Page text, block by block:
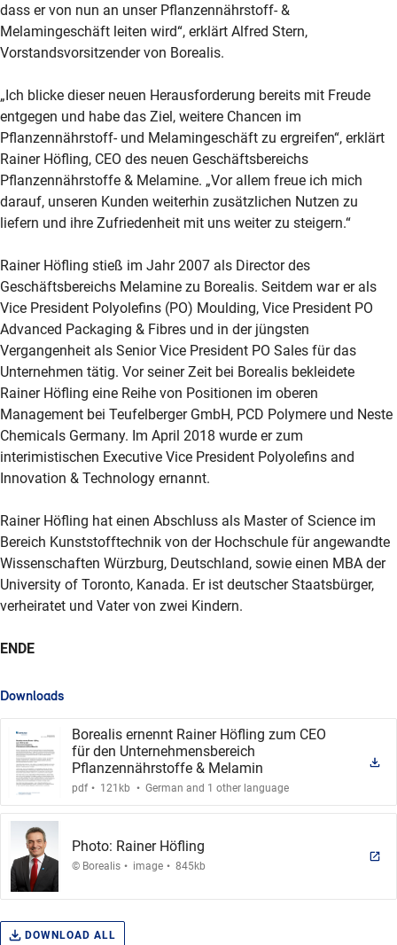
dass er von nun an unser Pflanzennährstoff- &
Melamingeschäft leiten wird“, erklärt Alfred Stern,
Vorstandsvorsitzender von Borealis.
„Ich blicke dieser neuen Herausforderung bereits mit Freude
entgegen und habe das Ziel, weitere Chancen im
Pflanzennährstoff- und Melamingeschäft zu ergreifen“, erklärt
Rainer Höfling, CEO des neuen Geschäftsbereichs
Pflanzennährstoffe & Melamine. „Vor allem freue ich mich
darauf, unseren Kunden weiterhin zusätzlichen Nutzen zu
liefern und ihre Zufriedenheit mit uns weiter zu steigern.“
Rainer Höfling stieß im Jahr 2007 als Director des
Geschäftsbereichs Melamine zu Borealis. Seitdem war er als
Vice President Polyolefins (PO) Moulding, Vice President PO
Advanced Packaging & Fibres und in der jüngsten
Vergangenheit als Senior Vice President PO Sales für das
Unternehmen tätig. Vor seiner Zeit bei Borealis bekleidete
Rainer Höfling eine Reihe von Positionen im oberen
Management bei Teufelberger GmbH, PCD Polymere und Neste
Chemicals Germany. Im April 2018 wurde er zum
interimistischen Executive Vice President Polyolefins and
Innovation & Technology ernannt.
Rainer Höfling hat einen Abschluss als Master of Science im
Bereich Kunststofftechnik von der Hochschule für angewandte
Wissenschaften Würzburg, Deutschland, sowie einen MBA der
University of Toronto, Kanada. Er ist deutscher Staatsbürger,
verheiratet und Vater von zwei Kindern.
ENDE
Downloads
Borealis ernennt Rainer Höfling zum CEO
für den Unternehmensbereich
Pflanzennährstoffe & Melamin
pdf . 121kb . German and 1 other language
Photo: Rainer Höfling
© Borealis. image . 845kb
DOWNLOAD ALL